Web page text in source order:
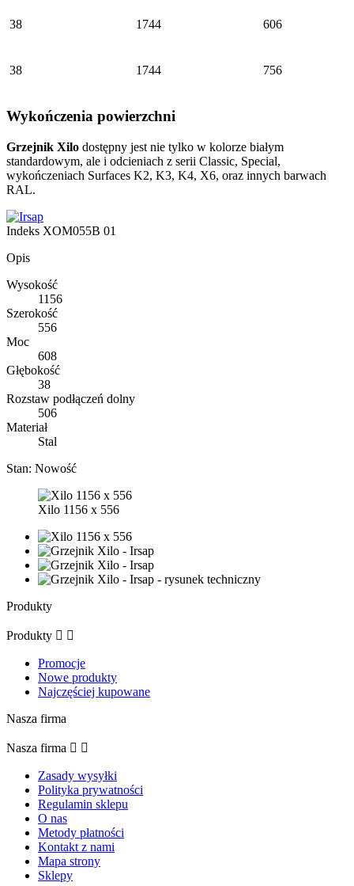
38 1744 606
38 1744 756
Wykończenia powierzchni
Grzejnik Xilo dostępny jest nie tylko w kolorze białym
standardowym, ale i odcieniach z serii Classic, Special,
wykończeniach Surfaces K2, K3, K4, X6, oraz innych barwach
RAL.
Indeks XOM055B 01
Opis
Wysokość
1156
Szerokość
556
Moc
608
Głębokość
38
Rozstaw podłączeń dolny
506
Materiał
Stal
Stan: Nowość
Xilo 1156 x 556
Produkty
Produkty  
Promocje
Nowe produkty
Najczęściej kupowane
Nasza firma
Nasza firma  
Zasady wysyłki
Polityka prywatności
Regulamin sklepu
O nas
Metody płatności
Kontakt z nami
Mapa strony
Sklepy